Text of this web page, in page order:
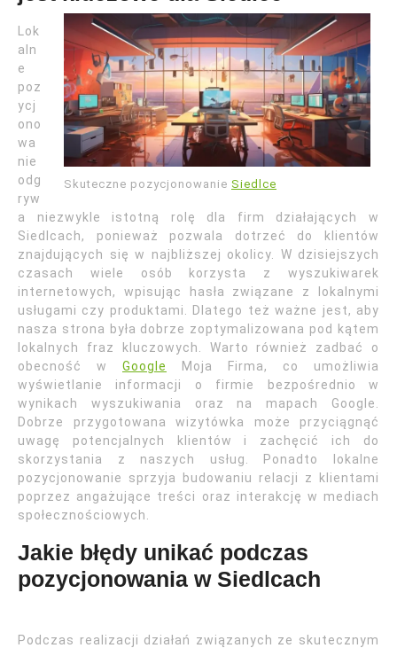
Skuteczne pozycjonowanie Siedlce
Lok
aln
e
poz
ycj
ono
wa
nie
odg
ryw
a niezwykle istotną rolę dla firm działających w
Siedlcach, ponieważ pozwala dotrzeć do klientów
znajdujących się w najbliższej okolicy. W dzisiejszych
czasach wiele osób korzysta z wyszukiwarek
internetowych, wpisując hasła związane z lokalnymi
usługami czy produktami. Dlatego też ważne jest, aby
nasza strona była dobrze zoptymalizowana pod kątem
lokalnych fraz kluczowych. Warto również zadbać o
obecność w Google
Moja Firma, co umożliwia
wyświetlanie informacji o firmie bezpośrednio w
wynikach wyszukiwania oraz na mapach Google.
Dobrze przygotowana wizytówka może przyciągnąć
uwagę potencjalnych klientów i zachęcić ich do
skorzystania z naszych usług. Ponadto lokalne
pozycjonowanie sprzyja budowaniu relacji z klientami
poprzez angażujące treści oraz interakcję w mediach
społecznościowych.
Jakie błędy unikać podczas
pozycjonowania w Siedlcach
Podczas realizacji działań związanych ze skutecznym